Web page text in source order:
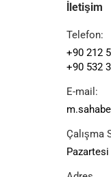
İletişim
Telefon:
+90 212
+90 532
E-mail:
Çalışma